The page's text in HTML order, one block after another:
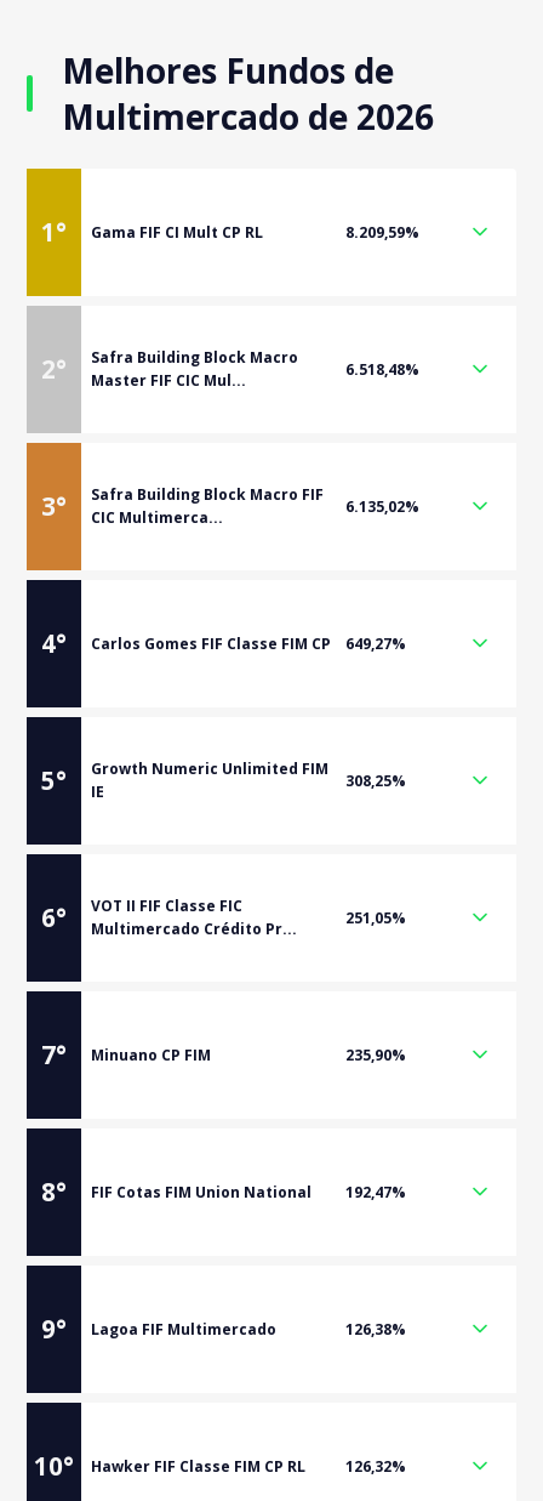
Melhores Fundos de
Multimercado de 2026
1° Gama FIF CI Mult CP RL 8.209,59%
2°
Safra Building Block Macro
Master FIF CIC Mul...
6.518,48%
3°
Safra Building Block Macro FIF
CIC Multimerca...
6.135,02%
4° Carlos Gomes FIF Classe FIM CP 649,27%
5°
Growth Numeric Unlimited FIM
IE
308,25%
6°
VOT II FIF Classe FIC
Multimercado Crédito Pr...
251,05%
7° Minuano CP FIM 235,90%
8° FIF Cotas FIM Union National 192,47%
9° Lagoa FIF Multimercado 126,38%
10° Hawker FIF Classe FIM CP RL 126,32%